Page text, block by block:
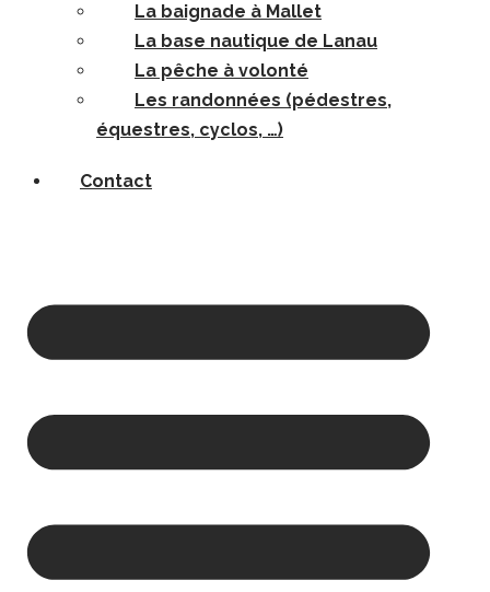
La baignade à Mallet
La base nautique de Lanau
La pêche à volonté
Les randonnées (pédestres,
équestres, cyclos, …)
Contact